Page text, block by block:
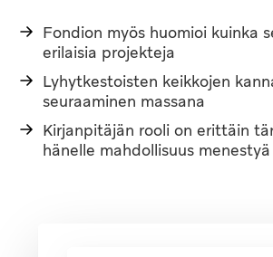
Fondion myös huomioi kuinka
erilaisia projekteja
Lyhytkestoisten keikkojen
seuraaminen massana
Kirjanpitäjän rooli on erittäin
hänelle mahdollisuus menestyä